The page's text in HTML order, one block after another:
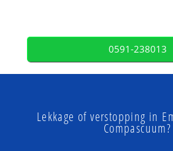
0591-238013
Lekkage of verstopping in
Compascuum?